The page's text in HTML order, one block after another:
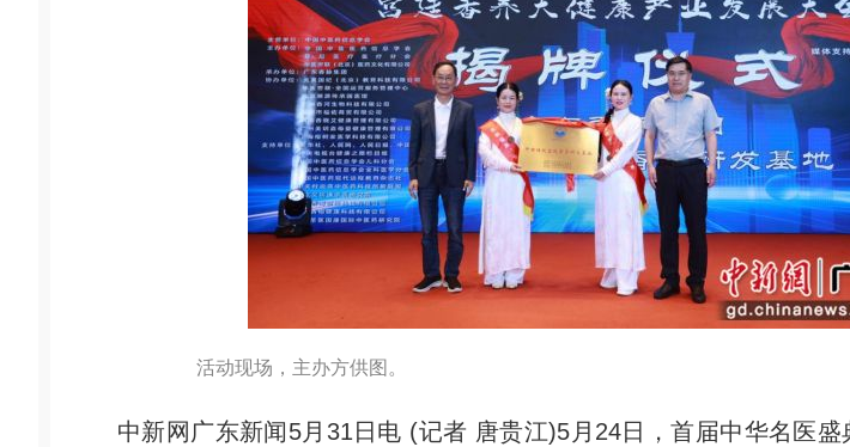
活动现场，主办方供图。
中新网广东新闻5月31日电 (记者 唐贵江)5月24日，首届中华名医盛